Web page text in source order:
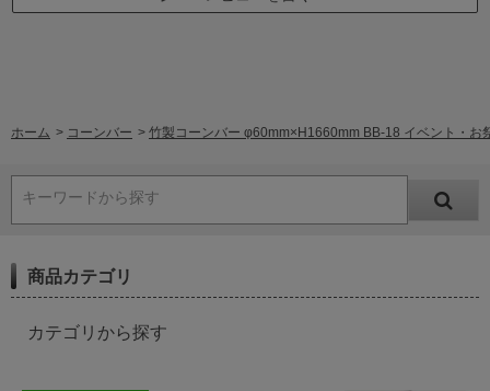
ホーム > コーンバー > 竹製コーンバー φ60mm×H1660mm BB-18 イベント・お
キーワードから探す
商品カテゴリ
カテゴリから探す